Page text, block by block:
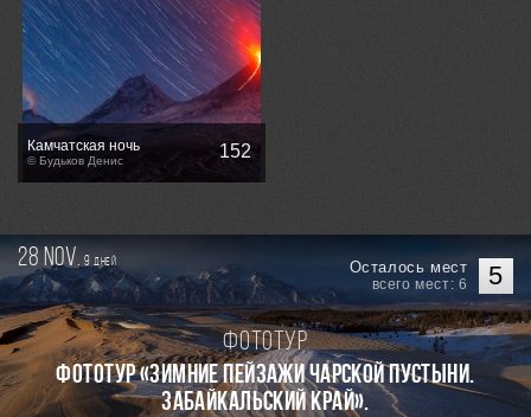
Камчатская ночь
© Будьков Денис 152
28 nov. 9дней 5
Осталось мест
всего мест: 6
Фототур
Фототур «Зимние пейзажи Чарской пустыни.
Забайкальский край».